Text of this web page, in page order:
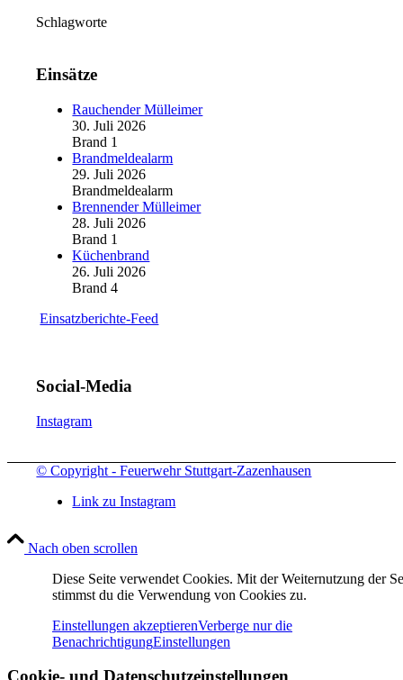
Schlagworte
Einsätze
Rauchender Mülleimer
30. Juli 2026
Brand 1
Brandmeldealarm
29. Juli 2026
Brandmeldealarm
Brennender Mülleimer
28. Juli 2026
Brand 1
Küchenbrand
26. Juli 2026
Brand 4
Einsatzberichte-Feed
Social-Media
Instagram
© Copyright - Feuerwehr Stuttgart-Zazenhausen
Link zu Instagram
Nach oben scrollen
Diese Seite verwendet Cookies. Mit der Weiternutzung der
stimmst du die Verwendung von Cookies zu.
Einstellungen akzeptierenVerberge nur die
BenachrichtigungEinstellungen
Cookie- und Datenschutzeinstellungen